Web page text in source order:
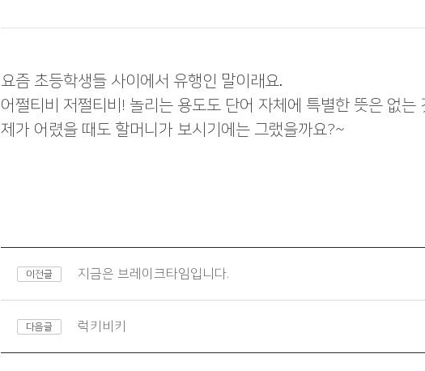
요즘 초등학생들 사이에서 유행인 말이래요.
어쩔티비 저쩔티비! 놀리는 용도도 단어 자체에 특별한 뜻은 없는
제가 어렸을 때도 할머니가 보시기에는 그랬을까요?~
이전글 지금은 브레이크타임입니다.
다음글 럭키비키